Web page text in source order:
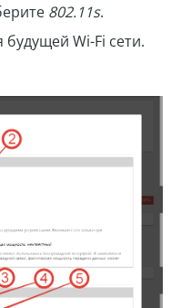
802.11s.
Wi-Fi сети.